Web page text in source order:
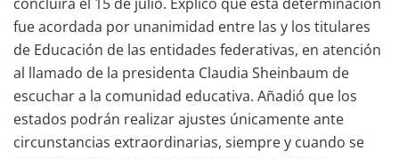
fue acordada por unanimidad entre las y los titulares
de Educación de las entidades federativas, en atención
al llamado de la presidenta Claudia Sheinbaum de
escuchar a la comunidad educativa. Añadió que los
estados podrán realizar ajustes únicamente ante
circunstancias extraordinarias, siempre y cuando se